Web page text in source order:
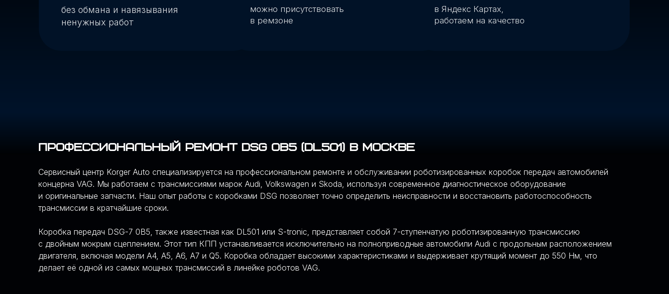
Профессиональный ремонт DSG 0B5 (DL501) в Москве
Сервисный центр Korger Auto специализируется на профессиональном ремонте и обслуживании роботизированных коробок передач автомобилей
концерна VAG. Мы работаем с трансмиссиями марок Audi, Volkswagen и Skoda, используя современное диагностическое оборудование
и оригинальные запчасти. Наш опыт работы с коробками DSG позволяет точно определить неисправности и восстановить работоспособность
трансмиссии в кратчайшие сроки.
Коробка передач DSG-7 0B5, также известная как DL501 или S-tronic, представляет собой 7-ступенчатую роботизированную трансмиссию
с двойным мокрым сцеплением. Этот тип КПП устанавливается исключительно на полноприводные автомобили Audi с продольным расположением
двигателя, включая модели A4, A5, A6, A7 и Q5. Коробка обладает высокими характеристиками и выдерживает крутящий момент до 550 Нм, что
делает её одной из самых мощных трансмиссий в линейке роботов VAG.